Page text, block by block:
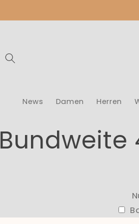
News Damen Herren
K
Bundweite